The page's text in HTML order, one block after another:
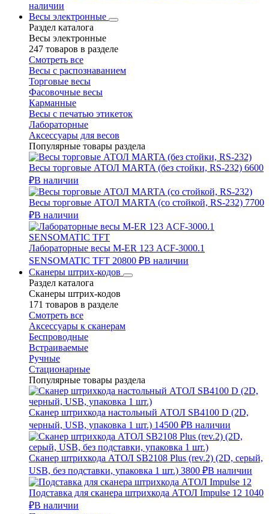
наличии
Весы электронные
Раздел каталога
Весы электронные
247 товаров в разделе
Смотреть все
Весы с распознаванием
Торговые весы
Фасовочные весы
Карманные
Весы с печатью этикеток
Лабораторные
Аксессуары для весов
Популярные товары раздела
Весы торговые АТОЛ MARTA (без стойки, RS-232) 6600
₽В наличии
Весы торговые АТОЛ MARTA (со стойкой, RS-232) 7700
₽В наличии
Лабораторные весы M-ER 123 АCF-3000.1
SENSOMATIC TFT 20800 ₽В наличии
Сканеры штрих-кодов
Раздел каталога
Сканеры штрих-кодов
171 товаров в разделе
Смотреть все
Аксессуары к сканерам
Беспроводные
Встраиваемые
Ручные
Стационарные
Популярные товары раздела
Сканер штрихкода настольный АТОЛ SB4100 D (2D,
черный, USB, упаковка 1 шт.) 14500 ₽В наличии
Сканер штрихкода АТОЛ SB2108 Plus (rev.2) (2D, серый,
USB, без подставки, упаковка 1 шт.) 3800 ₽В наличии
Подставка для сканера штрихкода АТОЛ Impulse 12 1040
₽В наличии